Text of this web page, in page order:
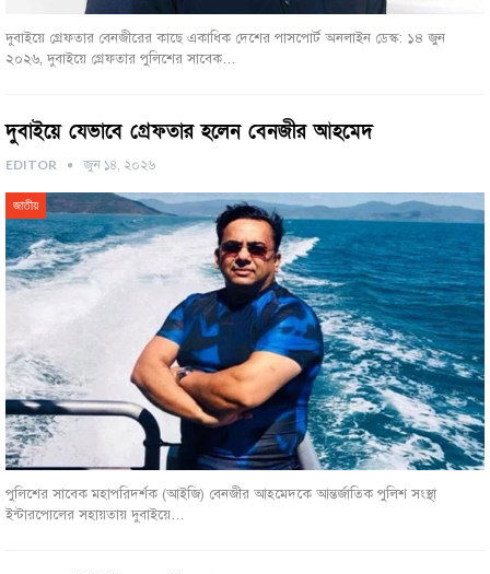
দুবাইয়ে গ্রেফতার বেনজীরের কাছে একাধিক দেশের পাসপোর্ট অনলাইন ডেস্ক: ১৪ জুন
২০২৬, দুবাইয়ে গ্রেফতার পুলিশের সাবেক…
দুবাইয়ে যেভাবে গ্রেফতার হলেন বেনজীর আহমেদ
EDITOR জুন ১৪, ২০২৬
জাতীয়
পুলিশের সাবেক মহাপরিদর্শক (আইজি) বেনজীর আহমেদকে আন্তর্জাতিক পুলিশ সংস্থা
ইন্টারপোলের সহায়তায় দুবাইয়ে…